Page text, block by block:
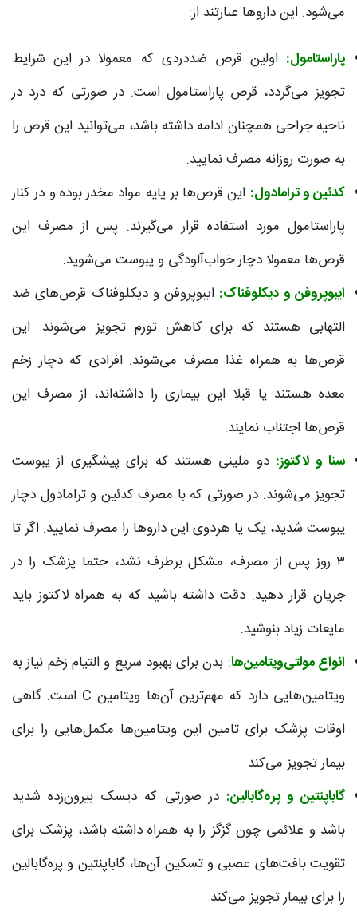
می‌شود. این داروها عبارتند از:
پاراستامول: اولین قرص ضددردی که معمولا در این شرایط
تجویز می‌گردد، قرص پاراستامول است. در صورتی که درد در
ناحیه جراحی همچنان ادامه داشته باشد، می‌توانید این قرص را
به صورت روزانه مصرف نمایید.
کدئین و ترامادول: این قرص‌ها بر پایه مواد مخدر بوده و در کنار
پاراستامول مورد استفاده قرار می‌گیرند. پس از مصرف این
قرص‌ها معمولا دچار خواب‌آلودگی و یبوست می‌شوید.
ایبوپروفن و دیکلوفناک: ایبوپروفن و دیکلوفناک قرص‌های ضد
التهابی هستند که برای کاهش تورم تجویز می‌شوند. این
قرص‌ها به همراه غذا مصرف می‌شوند. افرادی که دچار زخم
معده هستند یا قبلا این بیماری را داشته‌اند­، از مصرف این
قرص‌ها اجتناب نمایند.
سنا و لاکتوز: دو ملینی هستند که برای پیشگیری از یبوست
تجویز می‌شوند. در صورتی که با مصرف کدئین و ترامادول دچار
یبوست شدید، یک یا هردوی این داروها را مصرف نمایید. اگر تا
۳ روز پس از مصرف، مشکل برطرف نشد، حتما پزشک را در
جریان قرار دهید. دقت داشته باشید که به همراه لاکتوز باید
مایعات زیاد بنوشید.
انواع مولتی‌ویتامین‌ها: بدن برای بهبود سریع و التیام زخم نیاز به
ویتامین‌هایی دارد که مهم‌ترین آن‌ها ویتامین C است. گاهی
اوقات پزشک برای تامین این ویتامین‌ها مکمل‌هایی را برای
بیمار تجویز می‌کند.
گاباپنتین و پره‌گابالین: در صورتی که دیسک بیرون‌زده شدید
باشد و علائمی چون گزگز را به همراه داشته باشد، پزشک برای
تقویت بافت‌های عصبی و تسکین آن‌ها، گاباپنتین و پره‌گابالین
را برای بیمار تجویز می‌کند.